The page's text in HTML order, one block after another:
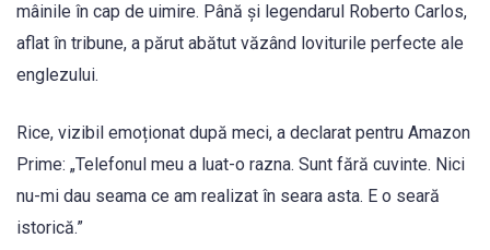
mâinile în cap de uimire. Până și legendarul Roberto Carlos,
aflat în tribune, a părut abătut văzând loviturile perfecte ale
englezului.
Rice, vizibil emoționat după meci, a declarat pentru Amazon
Prime: „Telefonul meu a luat-o razna. Sunt fără cuvinte. Nici
nu-mi dau seama ce am realizat în seara asta. E o seară
istorică.”